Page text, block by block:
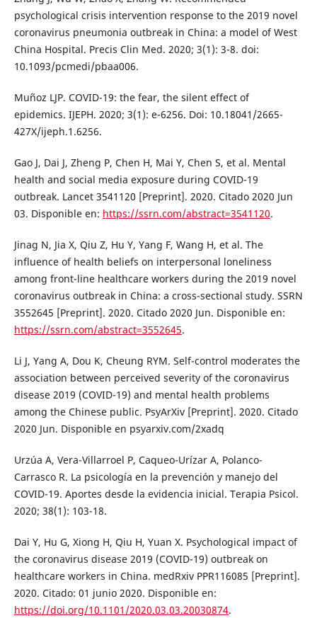
psychological crisis intervention response to the 2019 novel
coronavirus pneumonia outbreak in China: a model of West
China Hospital. Precis Clin Med. 2020; 3(1): 3-8. doi:
10.1093/pcmedi/pbaa006.
Muñoz LJP. COVID-19: the fear, the silent effect of
epidemics. IJEPH. 2020; 3(1): e-6256. Doi: 10.18041/2665-
427X/ijeph.1.6256.
Gao J, Dai J, Zheng P, Chen H, Mai Y, Chen S, et al. Mental
health and social media exposure during COVID-19
outbreak. Lancet 3541120 [Preprint]. 2020. Citado 2020 Jun
03. Disponible en: https://ssrn.com/abstract=3541120.
Jinag N, Jia X, Qiu Z, Hu Y, Yang F, Wang H, et al. The
influence of health beliefs on interpersonal loneliness
among front-line healthcare workers during the 2019 novel
coronavirus outbreak in China: a cross-sectional study. SSRN
3552645 [Preprint]. 2020. Citado 2020 Jun. Disponible en:
https://ssrn.com/abstract=3552645.
Li J, Yang A, Dou K, Cheung RYM. Self-control moderates the
association between perceived severity of the coronavirus
disease 2019 (COVID-19) and mental health problems
among the Chinese public. PsyArXiv [Preprint]. 2020. Citado
2020 Jun. Disponible en psyarxiv.com/2xadq
Urzúa A, Vera-Villarroel P, Caqueo-Urízar A, Polanco-
Carrasco R. La psicología en la prevención y manejo del
COVID-19. Aportes desde la evidencia inicial. Terapia Psicol.
2020; 38(1): 103-18.
Dai Y, Hu G, Xiong H, Qiu H, Yuan X. Psychological impact of
the coronavirus disease 2019 (COVID-19) outbreak on
healthcare workers in China. medRxiv PPR116085 [Preprint].
2020. Citado: 01 junio 2020. Disponible en:
https://doi.org/10.1101/2020.03.03.20030874.